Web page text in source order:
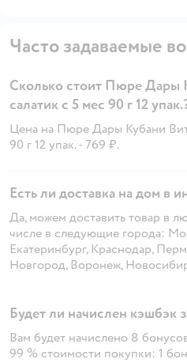
Часто задаваемые
Сколько стоит Пюре Дары
салатик с 5 мес 90 г 12
Цена на Пюре Дары Кубани
90 г 12 упак. - 769 ₽.
Есть ли доставка на дом в
Да, можем доставить товар в
числе в следующие города:
Екатеринбург, Краснодар,
Новгород, Воронеж,
Будет ли начислен кэшбэк
Вам будет начислено 8
99 % стоимости покупки: 1